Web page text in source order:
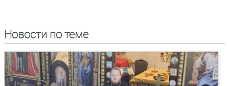
Новости по теме